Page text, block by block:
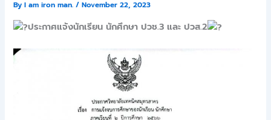
ByI am iron man./November 22, 2023
ประกาศแจ้งนักเรียน นักศึกษา ปวช.3 และ ปวส.2